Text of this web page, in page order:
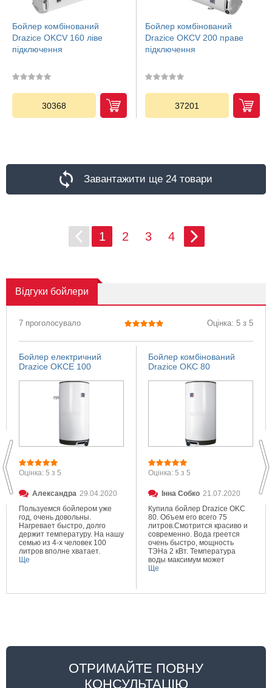
Бойлер комбінований
Drazice OKCV 160 ліве
підключення
30368
Бойлер комбінований
Drazice OKCV 200 праве
підключення
37201
Завантажити ще 24 товари
1 2 3 4
Відгуки бойлери
7 проголосувало Оцінка: 5 з 5
Бойлер електричний
Drazice OKCE 100
Оцінка: 5 з 5
Александра 29.04.2020
Пользуемся бойлером уже
год, очень довольны.
Нагревает быстро, долго
держит температуру. На нашу
семью из 4-х человек 100
литров вполне хватает.
Ще
Бойлер комбінований
Drazice OKC 80
Оцінка: 5 з 5
Інна Собко 21.07.2020
Купила бойлер Drazice OKC
80. Объем его всего 75
литров.Смотрится красиво и
современно. Вода греется
очень быстро, мощность
ТЭНа 2 кВт. Температура
воды максимум может
составлять 80 градусов.
Ще
ОТРИМАЙТЕ ПОВНУ
КОНСУЛЬТАЦІЮ